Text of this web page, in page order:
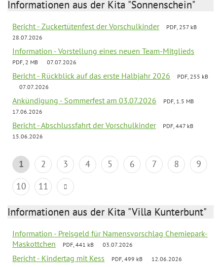
Informationen aus der Kita "Sonnenschein"
Bericht - Zuckertütenfest der Vorschulkinder
PDF, 257 kB
28.07.2026
Information - Vorstellung eines neuen Team-Mitglieds
PDF, 2 MB 07.07.2026
Bericht - Rückblick auf das erste Halbjahr 2026
PDF, 255 kB
07.07.2026
Ankündigung - Sommerfest am 03.07.2026
PDF, 1.5 MB
17.06.2026
Bericht - Abschlussfahrt der Vorschulkinder
PDF, 447 kB
15.06.2026
1 2 3 4 5 6 7 8
9
10
11
Informationen aus der Kita "Villa Kunterbunt"
Information - Preisgeld für Namensvorschlag Chemiepark-
Maskottchen
PDF, 441 kB 03.07.2026
Bericht - Kindertag mit Kess PDF, 499 kB 12.06.2026